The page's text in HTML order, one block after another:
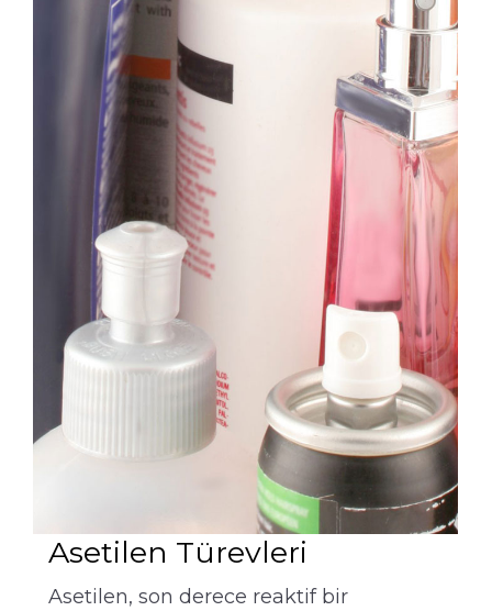
Asetilen Türevleri
Asetilen, son derece reaktif bir